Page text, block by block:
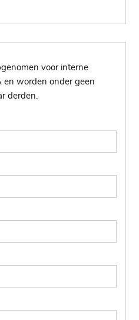
voor interne
worden onder geen
derden.